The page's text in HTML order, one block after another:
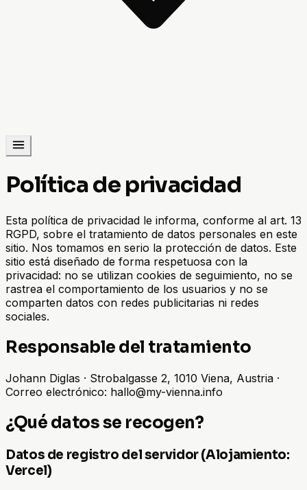
Política de privacidad
Esta política de privacidad le informa, conforme al art. 13
RGPD, sobre el tratamiento de datos personales en este
sitio. Nos tomamos en serio la protección de datos. Este
sitio está diseñado de forma respetuosa con la
privacidad: no se utilizan cookies de seguimiento, no se
rastrea el comportamiento de los usuarios y no se
comparten datos con redes publicitarias ni redes
sociales.
Responsable del tratamiento
Johann Diglas · Strobalgasse 2, 1010 Viena, Austria ·
Correo electrónico: hallo@my-vienna.info
¿Qué datos se recogen?
Datos de registro del servidor (Alojamiento:
Vercel)